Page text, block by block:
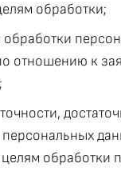
обработки;
отношению к
персональных
обработки